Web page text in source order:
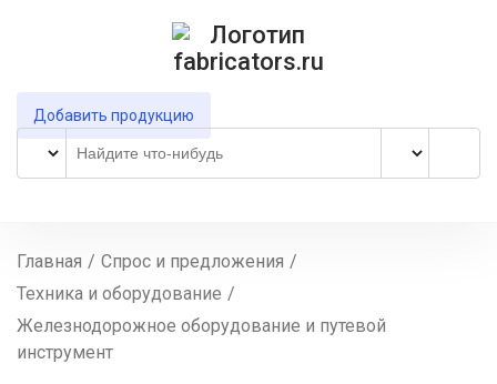
Добавить продукцию
Главная / Спрос и предложения /
Техника и оборудование /
Железнодорожное оборудование и путевой
инструмент